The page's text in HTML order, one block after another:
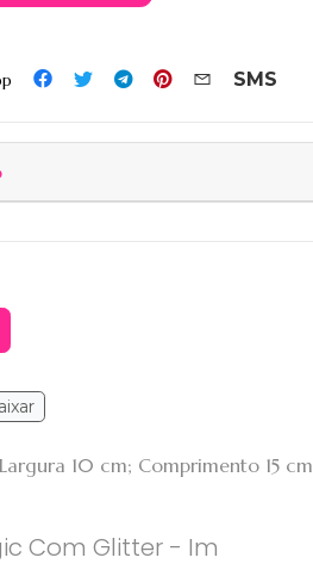
SMS
10 cm; Comprimento 15 cm
Com Glitter - Im